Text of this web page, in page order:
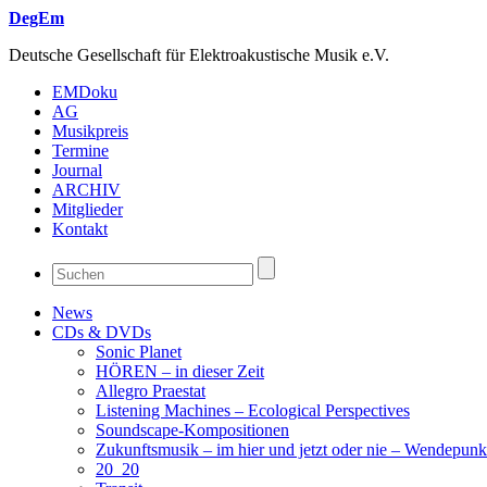
DegEm
Deutsche Gesellschaft für Elektroakustische Musik e.V.
EMDoku
AG
Musikpreis
Termine
Journal
ARCHIV
Mitglieder
Kontakt
News
CDs & DVDs
Sonic Planet
HÖREN – in dieser Zeit
Allegro Praestat
Listening Machines – Ecological Perspectives
Soundscape-Kompositionen
Zukunftsmusik – im hier und jetzt oder nie –
20_20